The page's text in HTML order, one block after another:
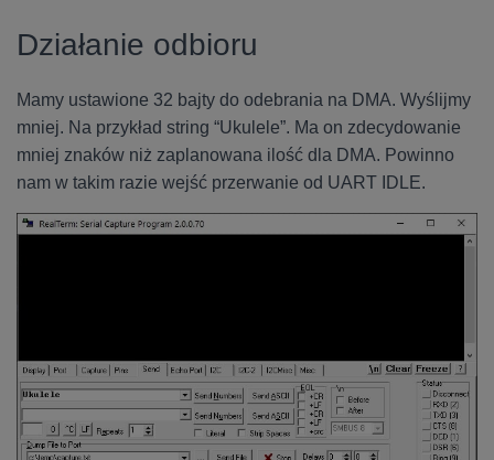
Działanie odbioru
Mamy ustawione 32 bajty do odebrania na DMA. Wyślijmy
mniej. Na przykład string “Ukulele”. Ma on zdecydowanie
mniej znaków niż zaplanowana ilość dla DMA. Powinno
nam w takim razie wejść przerwanie od UART IDLE.